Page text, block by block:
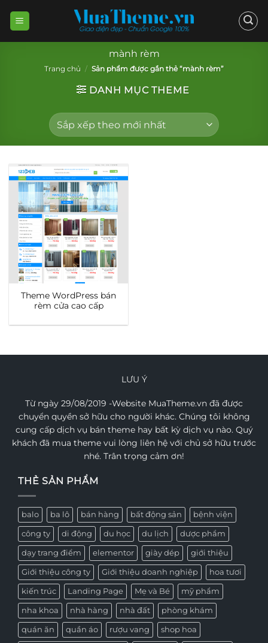
mành rèm
Trang chủ / Sản phẩm được gắn thẻ “mành rèm”
DANH MỤC THEME
Theme WordPress bán
rèm cửa cao cấp
LƯU Ý
Từ ngày 29/08/2019 -Website MuaTheme.vn đã được
chuyển quyền sở hữu cho người khác. Chúng tôi không
cung cấp dịch vụ bán theme hay bất kỳ dịch vụ nào. Quý
khách đã mua theme vui lòng liên hệ với chủ sở hữu trước
nhé. Trân trọng cảm ơn!
THẺ SẢN PHẨM
balo ba lô bán hàng bất động sản bệnh viện
công ty di động du học du lịch dược phẩm
dạy trang điểm elementor giày dép giới thiệu
Giới thiệu công ty Giới thiệu doanh nghiệp hoa tươi
kiến trúc Landing Page Mẹ và Bé mỹ phẩm
nha khoa nhà hàng nhà đất phòng khám
quán ăn quần áo rượu vang shop hoa